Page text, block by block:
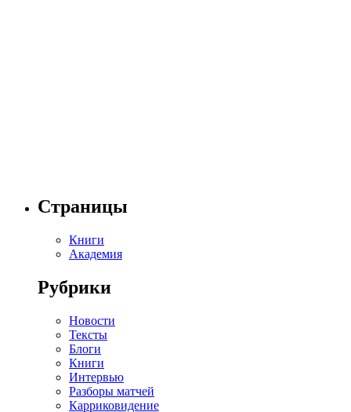
Страницы
Книги
Академия
Рубрики
Новости
Тексты
Блоги
Книги
Интервью
Разборы матчей
Карриковидение